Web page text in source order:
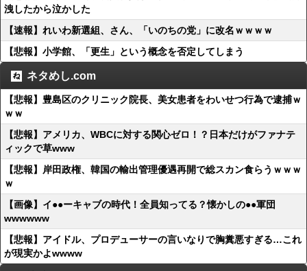
洩したから泣かした
【速報】れいわ新選組、さん、「いのちの党」に改名ｗｗｗｗ
【悲報】小学館、「更生」という概念を否定してしまう
ネタめし.com
【悲報】豊島区のクリニック院長、美女患者をわいせつ行為で逮捕ｗ
ｗｗ
【悲報】アメリカ、WBCに対する関心ゼロ！？日本だけがファナテ
ィックで草www
【悲報】岸田政権、韓国の輸出管理優遇再開で総スカン食らうｗｗｗ
ｗ
【画像】イ●●ーキャブの時代！全員知ってる？懐かしの●●軍団
wwwwww
【悲報】アイドル、プロデューサーの言いなりで胸糞悪すぎる…これ
が現実かよwwww